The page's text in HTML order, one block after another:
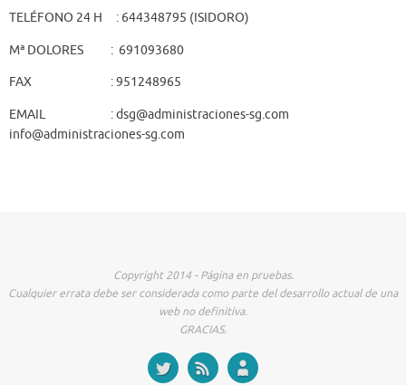
TELÉFONO 24 H : 644348795 (ISIDORO)
Mª DOLORES : 691093680
FAX : 951248965
EMAIL : dsg@administraciones-sg.com
info@administraciones-sg.com
Copyright 2014 - Página en pruebas.
Cualquier errata debe ser considerada como parte del desarrollo actual de una
web no definitiva.
GRACIAS.